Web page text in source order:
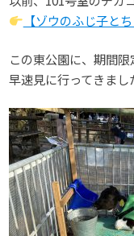
【ゾウのふじ子と
この東公園に、期間限
早速見に行ってきまし